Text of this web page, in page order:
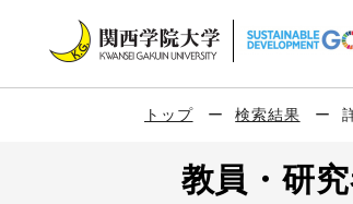
トップ 検索結果
教員・研